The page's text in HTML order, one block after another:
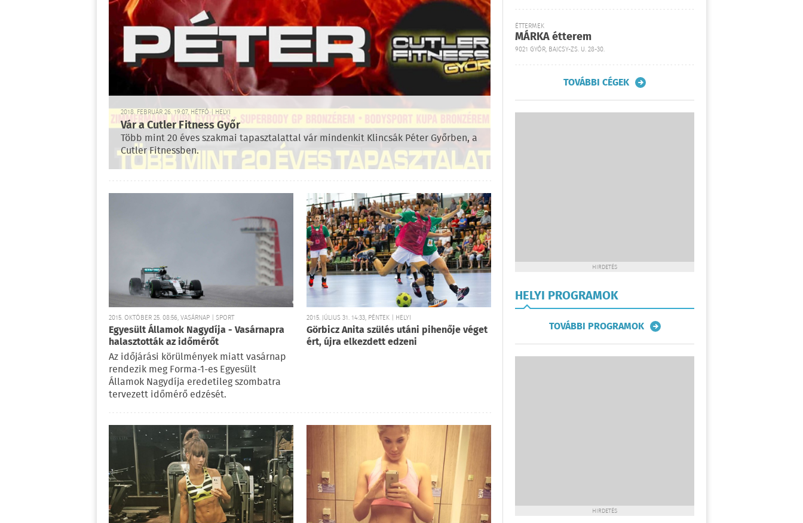
2018. FEBRUÁR 26. 19:07, HÉTFŐ | HELYI
Vár a Cutler Fitness Győr
Több mint 20 éves szakmai tapasztalattal vár mindenkit Klincsák Péter Győrben, a
Cutler Fitnessben.
2015. OKTÓBER 25. 08:56, VASÁRNAP | SPORT
Egyesült Államok Nagydíja - Vasárnapra
halasztották az időmérőt
Az időjárási körülmények miatt vasárnap
rendezik meg Forma-1-es Egyesült
Államok Nagydíja eredetileg szombatra
tervezett időmérő edzését.
2015. JÚLIUS 31. 14:33, PÉNTEK | HELYI
Görbicz Anita szülés utáni pihenője véget
ért, újra elkezdett edzeni
ÉTTERMEK
MÁRKA étterem
9021 GYŐR, BAJCSY-ZS. U. 28-30.
TOVÁBBI CÉGEK
HIRDETÉS
HELYI PROGRAMOK
TOVÁBBI PROGRAMOK
HIRDETÉS